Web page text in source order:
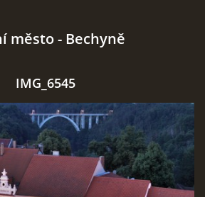
město - Bechyně
IMG_6545